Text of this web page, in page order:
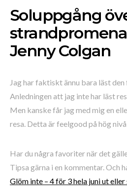
Soluppgång
Jenny Colgan
Jag har faktiskt ännu bara läst
Anledningen att jag inte har läst
Men kanske får jag med mig en
resa. Detta är feelgood på hög
Har du några favoriter när det
Tipsa gärna i en kommentar. Och
Glöm inte – 4 för 3 hela juni ut